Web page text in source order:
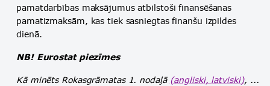
pamatdarbības maksājumus atbilstoši finansēšanas
pamatizmaksām, kas tiek sasniegtas finanšu izpildes
dienā.
NB! Eurostat piezīmes
Kā minēts Rokasgrāmatas 1. nodaļā (angliski, latviski), ...